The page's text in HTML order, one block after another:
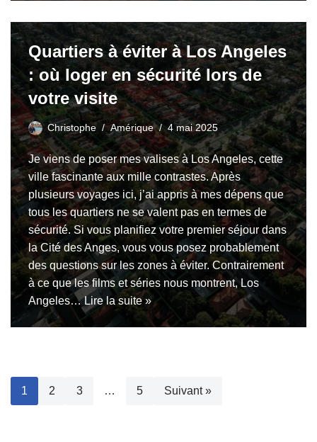
Quartiers à éviter à Los Angeles
: où loger en sécurité lors de
votre visite
Christophe Amérique 4 mai 2025
Je viens de poser mes valises à Los Angeles, cette
ville fascinante aux mille contrastes. Après
plusieurs voyages ici, j’ai appris à mes dépens que
tous les quartiers ne se valent pas en termes de
sécurité. Si vous planifiez votre premier séjour dans
la Cité des Anges, vous vous posez probablement
des questions sur les zones à éviter. Contrairement
à ce que les films et séries nous montrent, Los
Angeles…Lire la suite »
1 2 3 … 5 Suivant »